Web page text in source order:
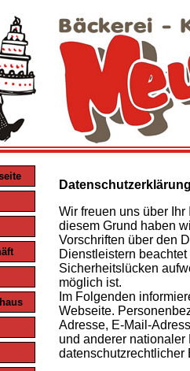
Datenschutzerklärung
Wir freuen uns über
diesem Grund haben
Vorschriften über den
Dienstleistern
Sicherheitslücken
möglich ist.
Im Folgenden
Webseite.
Adresse, E-Mail-
und anderer
datenschutzrechtlicher